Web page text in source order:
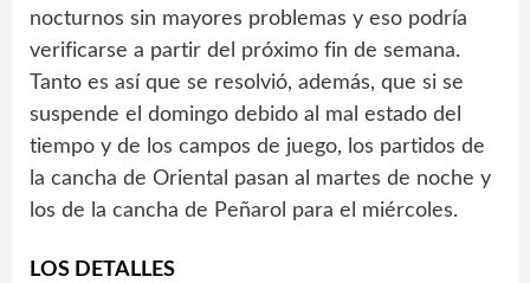
nocturnos sin mayores problemas y eso podría
verificarse a partir del próximo fin de semana.
Tanto es así que se resolvió, además, que si se
suspende el domingo debido al mal estado del
tiempo y de los campos de juego, los partidos de
la cancha de Oriental pasan al martes de noche y
los de la cancha de Peñarol para el miércoles.
LOS DETALLES